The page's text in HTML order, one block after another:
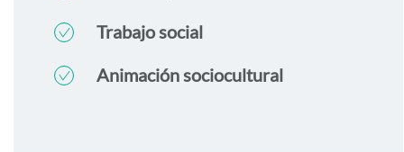
Trabajo social
Animación sociocultural